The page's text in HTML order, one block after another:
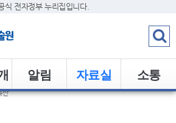
식 전자정부 누리집입니다.
소통
자료실
알림
산